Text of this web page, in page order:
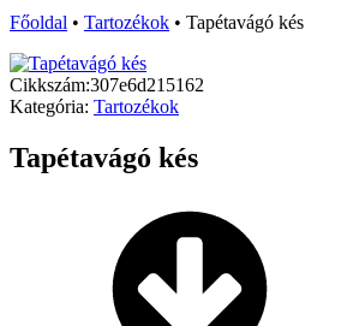
Főoldal • Tartozékok • Tapétavágó kés
Cikkszám:307e6d215162
Kategória: Tartozékok
Tapétavágó kés